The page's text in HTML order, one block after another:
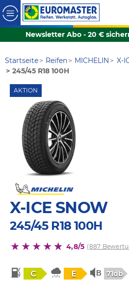
Newsletter Abo - 20 €
Startseite Reifen MICHELIN
X-
245/45 R18 100H
AKTION
X-ICE SNOW
245/45 R18 100H
4,8/5 (887
C E 71db